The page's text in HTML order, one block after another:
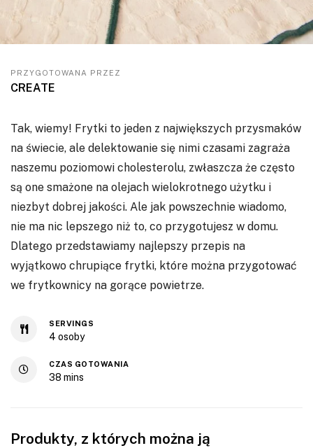
PRZYGOTOWANA PRZEZ
CREATE
Tak, wiemy! Frytki to jeden z największych przysmaków
na świecie, ale delektowanie się nimi czasami zagraża
naszemu poziomowi cholesterolu, zwłaszcza że często
są one smażone na olejach wielokrotnego użytku i
niezbyt dobrej jakości. Ale jak powszechnie wiadomo,
nie ma nic lepszego niż to, co przygotujesz w domu.
Dlatego przedstawiamy najlepszy przepis na
wyjątkowo chrupiące frytki, które można przygotować
we frytkownicy na gorące powietrze.
SERVINGS
4 osoby
CZAS GOTOWANIA
38 mins
Produkty, z których można ją